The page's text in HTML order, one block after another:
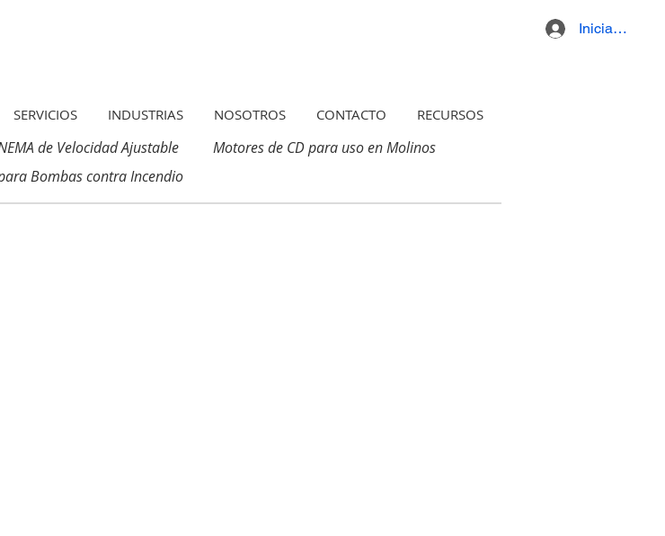
Iniciar sesión
SERVICIOS INDUSTRIAS NOSOTROS CONTACTO RECURSOS
de Velocidad Ajustable
Bombas contra Incendio
Motores de CD para uso en Molinos